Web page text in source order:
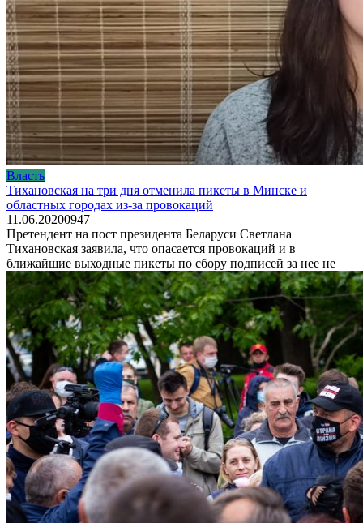
Власть
Тихановская на три дня отменила пикеты в Минске и
областных городах из-за провокаций
11.06.20200947
Претендент на пост президента Беларуси Светлана
Тихановская заявила, что опасается провокаций и в
ближайшие выходные пикеты по сбору подписей за нее не